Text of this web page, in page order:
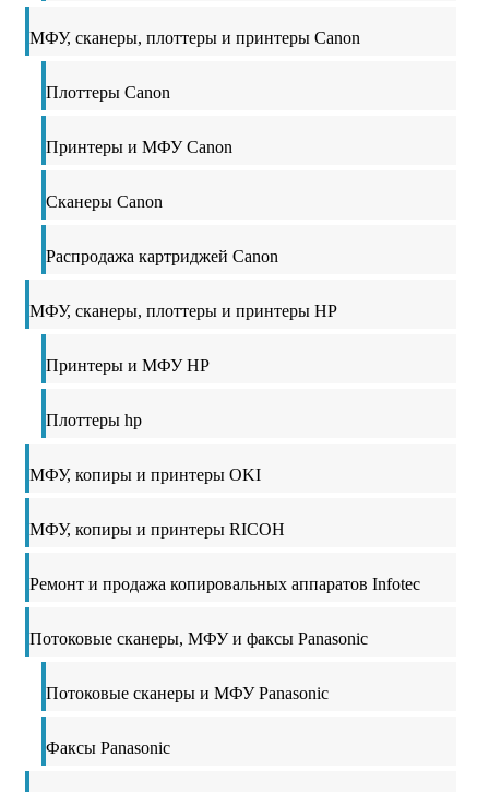
МФУ, сканеры, плоттеры и принтеры Canon
Плоттеры Canon
Принтеры и МФУ Canon
Сканеры Canon
Распродажа картриджей Canon
МФУ, сканеры, плоттеры и принтеры HP
Принтеры и МФУ HP
Плоттеры hp
МФУ, копиры и принтеры OKI
МФУ, копиры и принтеры RICOH
Ремонт и продажа копировальных аппаратов Infotec
Потоковые сканеры, МФУ и факсы Panasonic
Потоковые сканеры и МФУ Panasonic
Факсы Panasonic